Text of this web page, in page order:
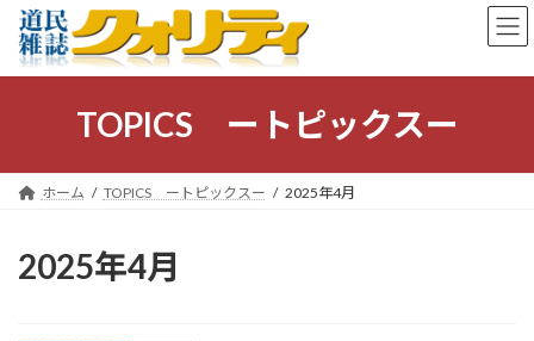
ン
キ
ー
に
TOPICS ートピックスー
ホーム TOPICS ートピックスー 2025年4月
2025年4月